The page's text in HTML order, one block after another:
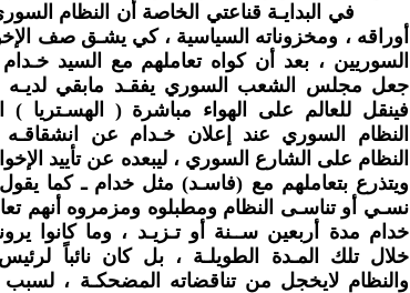
في البدايـة قناعتي الخاصة أن النظام
أوراقه ، ومخزوناته السياسية ، كي يشـق صف
السوريين ، بعد أن كواه تعاملهم مع السيد
جعل مجلس الشعب السوري يفقـد مابقي
فينقل للعالم على الهواء مباشرة ( الهسـتريا
النظام السوري عند إعلان خـدام عن انشقاقـه
النظام على الشارع السوري ، ليبعده عن تأييد
ويتذرع بتعاملهم مع (فاسـد) مثل خدام ـ كما
نسـي أو تناسـى النظام ومطبلوه ومزمروه أنهم
خدام مدة أربعين ســنة أو تـزيـد ، وما كانوا
خلال تلك المـدة الطويلـة ، بل كان نائباً
والنظام لايخجل من تناقضاته المضحكـة ، لسبب